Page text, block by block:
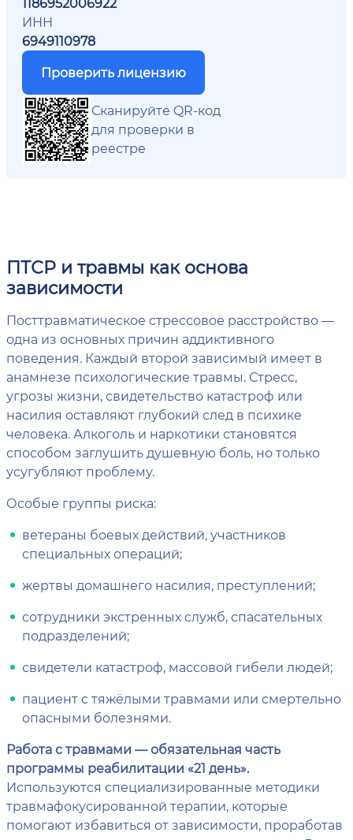
ИНН
6949110978
Проверить лицензию
Сканируйте QR-код
для проверки в
реестре
ПТСР и травмы как основа
зависимости
Посттравматическое стрессовое расстройство —
одна из основных причин аддиктивного
поведения. Каждый второй зависимый имеет в
анамнезе психологические травмы. Стресс,
угрозы жизни, свидетельство катастроф или
насилия оставляют глубокий след в психике
человека. Алкоголь и наркотики становятся
способом заглушить душевную боль, но только
усугубляют проблему.
Особые группы риска:
ветераны боевых действий, участников
специальных операций;
жертвы домашнего насилия, преступлений;
сотрудники экстренных служб, спасательных
подразделений;
свидетели катастроф, массовой гибели людей;
пациент с тяжёлыми травмами или смертельно
опасными болезнями.
Работа с травмами — обязательная часть
программы реабилитации «21 день».
Используются специализированные методики
травмафокусированной терапии, которые
помогают избавиться от зависимости, проработав